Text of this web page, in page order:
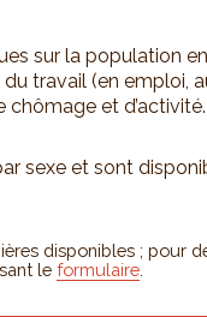
sur la population
travail (en emploi,
chômage et d’activité.
sexe et sont
disponibles ; pour
le formulaire.